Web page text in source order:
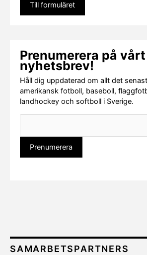
Till formuläret
Prenumerera på vårt
nyhetsbrev!
Håll dig uppdaterad om allt det
amerikansk fotboll, baseboll,
landhockey och softboll i Sverige.
SAMARBETSPARTNERS